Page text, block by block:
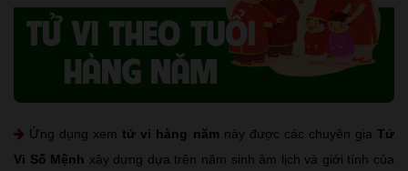
Ứng dụng xemtử vi hàng năm này được các chuyên giaTử
Vi Số Mệnh xây dựng dựa trên năm sinh âm lịch và giới tính của